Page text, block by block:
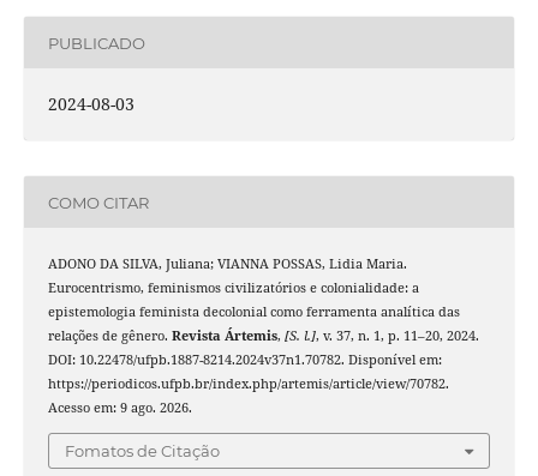
PUBLICADO
2024-08-03
COMO CITAR
ADONO DA SILVA, Juliana; VIANNA POSSAS, Lidia Maria.
Eurocentrismo, feminismos civilizatórios e colonialidade: a
epistemologia feminista decolonial como ferramenta analítica das
relações de gênero. Revista Ártemis, [S. l.], v. 37, n. 1, p. 11–20, 2024.
DOI: 10.22478/ufpb.1887-8214.2024v37n1.70782. Disponível em:
https://periodicos.ufpb.br/index.php/artemis/article/view/70782.
Acesso em: 9 ago. 2026.
Fomatos de Citação